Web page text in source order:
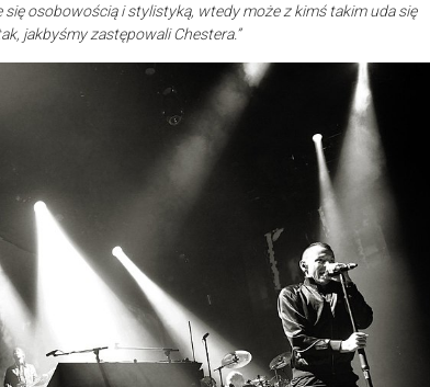
osobowością i stylistyką, wtedy może z kimś takim uda się
jakbyśmy zastępowali Chestera.”